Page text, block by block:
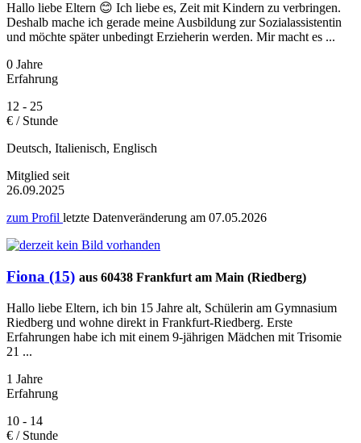
Hallo liebe Eltern 😊 Ich liebe es, Zeit mit Kindern zu verbringen.
Deshalb mache ich gerade meine Ausbildung zur Sozialassistentin
und möchte später unbedingt Erzieherin werden. Mir macht es ...
0 Jahre
Erfahrung
12 - 25
€ / Stunde
Deutsch, Italienisch, Englisch
Mitglied seit
26.09.2025
zum Profil letzte Datenveränderung am 07.05.2026
Fiona (15) aus 60438 Frankfurt am Main (Riedberg)
Hallo liebe Eltern, ich bin 15 Jahre alt, Schülerin am Gymnasium
Riedberg und wohne direkt in Frankfurt-Riedberg. Erste
Erfahrungen habe ich mit einem 9-jährigen Mädchen mit Trisomie
21 ...
1 Jahre
Erfahrung
10 - 14
€ / Stunde